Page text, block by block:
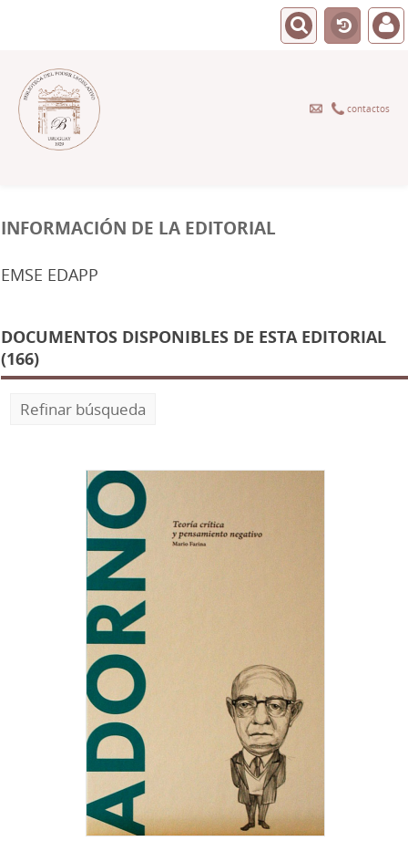
contactos
INFORMACIÓN DE LA EDITORIAL
EMSE EDAPP
DOCUMENTOS DISPONIBLES DE ESTA EDITORIAL
(166)
Refinar búsqueda